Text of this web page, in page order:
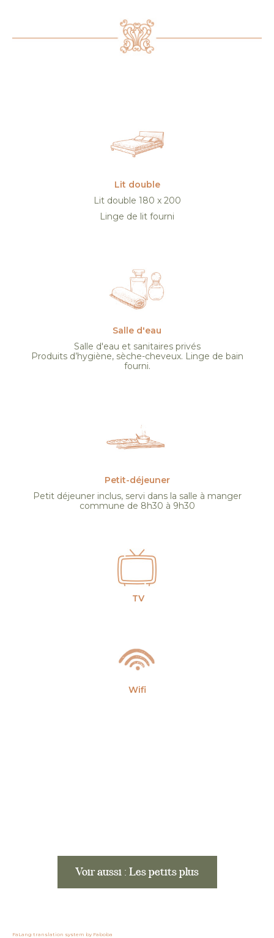
Lit double
Lit double 180 x 200
Linge de lit fourni
Salle d'eau
Salle d'eau et sanitaires privés
Produits d’hygiène, sèche-cheveux. Linge de bain
fourni.
Petit-déjeuner
Petit déjeuner inclus, servi dans la salle à manger
commune de 8h30 à 9h30
TV
Wifi
Voir aussi : Les petits plus
FaLang translation system by Faboba